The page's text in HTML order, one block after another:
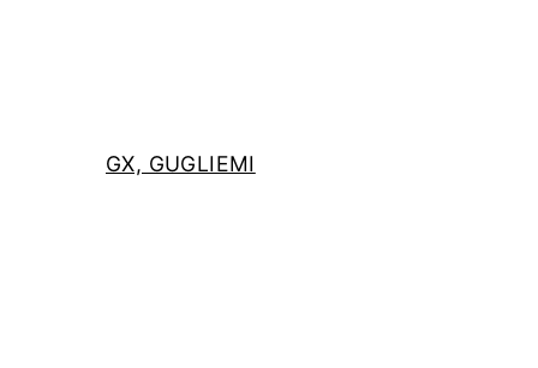
GX, GUGLIEMI